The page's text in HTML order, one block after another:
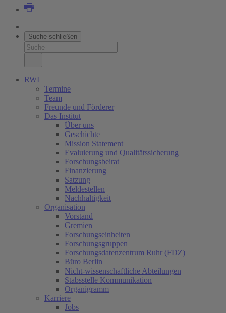
Suche schließen
RWI
Termine
Team
Freunde und Förderer
Das Institut
Über uns
Geschichte
Mission Statement
Evaluierung und Qualitätssicherung
Forschungsbeirat
Finanzierung
Satzung
Meldestellen
Nachhaltigkeit
Organisation
Vorstand
Gremien
Forschungseinheiten
Forschungsgruppen
Forschungsdatenzentrum Ruhr (FDZ)
Büro Berlin
Nicht-wissenschaftliche Abteilungen
Stabsstelle Kommunikation
Organigramm
Karriere
Jobs